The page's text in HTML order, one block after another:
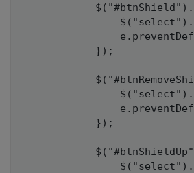
            });
            });